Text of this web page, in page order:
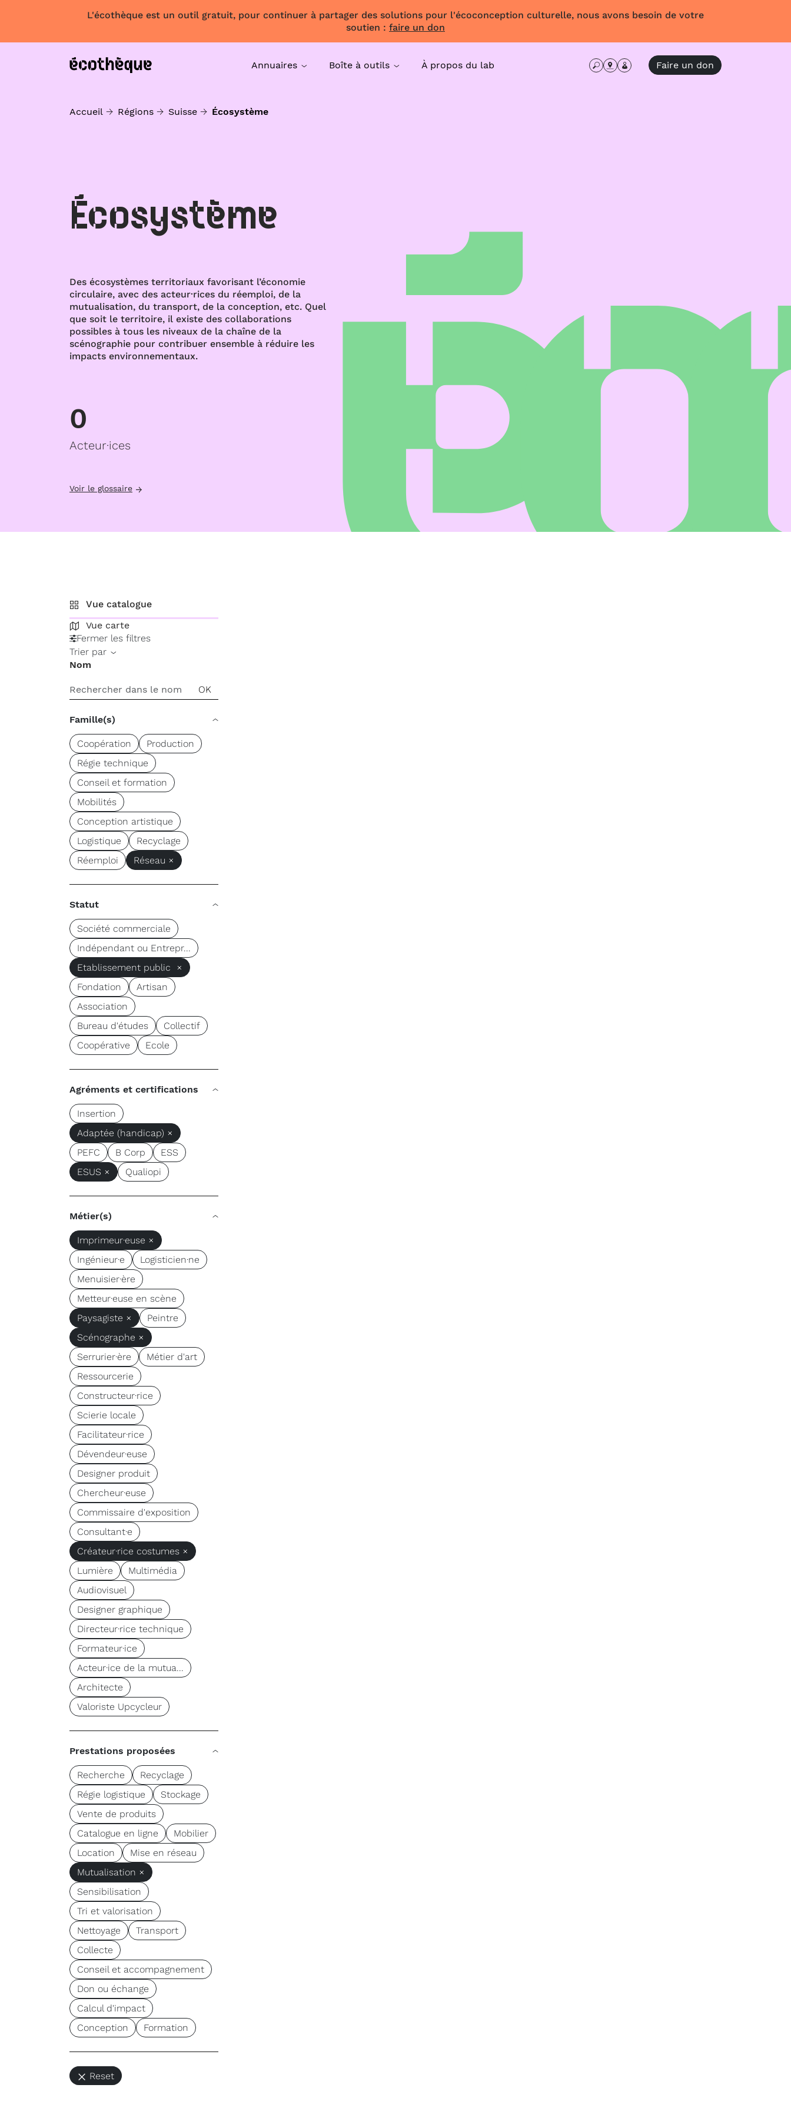
L'écothèque est un outil gratuit, pour continuer à partager des solutions pour l'écoconception culturelle, nous avons besoin de votre
soutien : faire un don
Annuaires Boîte à outils À propos du lab Faire un don
Accueil Régions Suisse Écosystème
Écosystème
Des écosystèmes territoriaux favorisant l’économie
circulaire, avec des acteur·rices du réemploi, de la
mutualisation, du transport, de la conception, etc. Quel
que soit le territoire, il existe des collaborations
possibles à tous les niveaux de la chaîne de la
scénographie pour contribuer ensemble à réduire les
impacts environnementaux.
0
Acteur·ices
Voir le glossaire
Vue catalogue
Vue carte
Fermer les filtres
Trier par
Nom
Famille(s)
Coopération
Production
Régie technique
Conseil et formation
Mobilités
Conception artistique
Logistique
Recyclage
Réemploi
Réseau ×
Statut
Société commerciale
Indépendant ou Entrepr...
Etablissement public ×
Fondation
Artisan
Association
Bureau d'études
Collectif
Coopérative
Ecole
Agréments et certifications
Insertion
Adaptée (handicap) ×
PEFC
B Corp
ESS
ESUS ×
Qualiopi
Métier(s)
Imprimeur·euse ×
Ingénieur·e
Logisticien·ne
Menuisier·ère
Metteur·euse en scène
Paysagiste ×
Peintre
Scénographe ×
Serrurier·ère
Métier d'art
Ressourcerie
Constructeur·rice
Scierie locale
Facilitateur·rice
Dévendeur·euse
Designer produit
Chercheur·euse
Commissaire d'exposition
Consultant·e
Créateur·rice costumes ×
Lumière
Multimédia
Audiovisuel
Designer graphique
Directeur·rice technique
Formateur·ice
Acteur·ice de la mutua...
Architecte
Valoriste Upcycleur
Prestations proposées
Recherche
Recyclage
Régie logistique
Stockage
Vente de produits
Catalogue en ligne
Mobilier
Location
Mise en réseau
Mutualisation ×
Sensibilisation
Tri et valorisation
Nettoyage
Transport
Collecte
Conseil et accompagnement
Don ou échange
Calcul d'impact
Conception
Formation
Reset